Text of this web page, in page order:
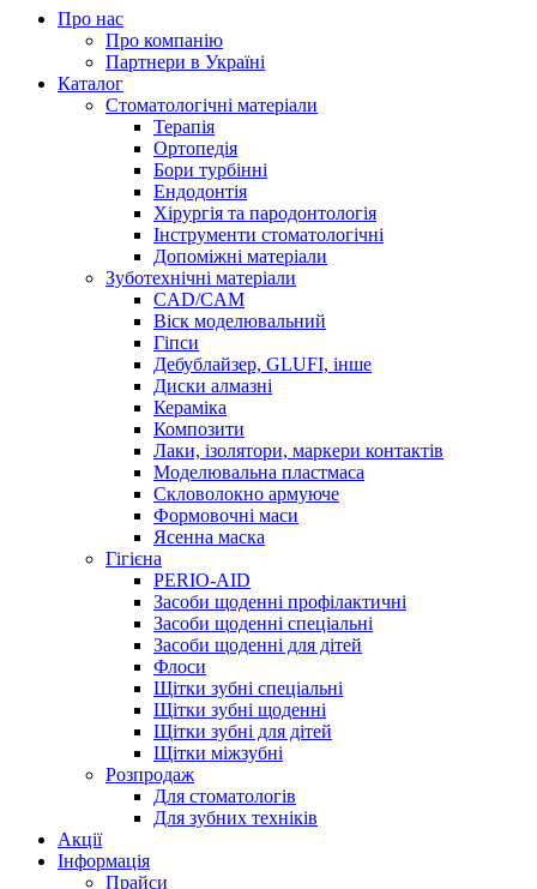
Про нас
Про компанію
Партнери в Україні
Каталог
Стоматологічні матеріали
Терапія
Ортопедія
Бори турбінні
Ендодонтія
Хірургія та пародонтологія
Інструменти стоматологічні
Допоміжні матеріали
Зуботехнічні матеріали
CAD/CAM
Віск моделювальний
Гіпси
Дебублайзер, GLUFI, інше
Диски алмазні
Кераміка
Композити
Лаки, ізолятори, маркери контактів
Моделювальна пластмаса
Скловолокно армуюче
Формовочні маси
Ясенна маска
Гігієна
PERIO-AID
Засоби щоденні профілактичні
Засоби щоденні спеціальні
Засоби щоденні для дітей
Флоси
Щітки зубні спеціальні
Щітки зубні щоденні
Щітки зубні для дітей
Щітки міжзубні
Розпродаж
Для стоматологів
Для зубних техніків
Акції
Інформація
Прайси